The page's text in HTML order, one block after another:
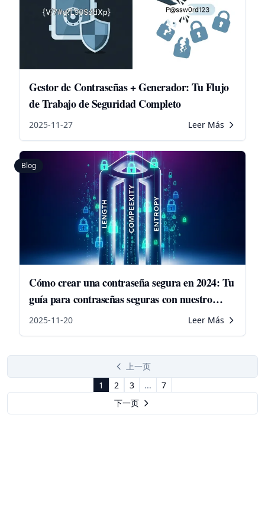
Gestor de Contraseñas + Generador: Tu Flujo
de Trabajo de Seguridad Completo
2025-11-27 Leer Más
Blog
Cómo crear una contraseña segura en 2024: Tu
guía para contraseñas seguras con nuestro
generador de contraseñas
2025-11-20 Leer Más
上一页
1
2 3 ...
7
下一页